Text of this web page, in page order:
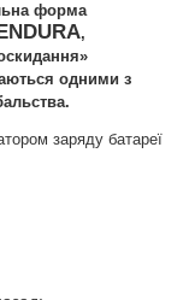
форма
,
одними з
заряду батареї